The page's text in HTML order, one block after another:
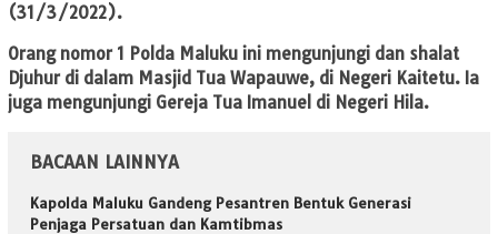
(31/3/2022).
Orang nomor 1 Polda Maluku ini mengunjungi dan shalat
Djuhur di dalam Masjid Tua Wapauwe, di Negeri Kaitetu. Ia
juga mengunjungi Gereja Tua Imanuel di Negeri Hila.
BACAAN LAINNYA
Kapolda Maluku Gandeng Pesantren Bentuk Generasi
Penjaga Persatuan dan Kamtibmas